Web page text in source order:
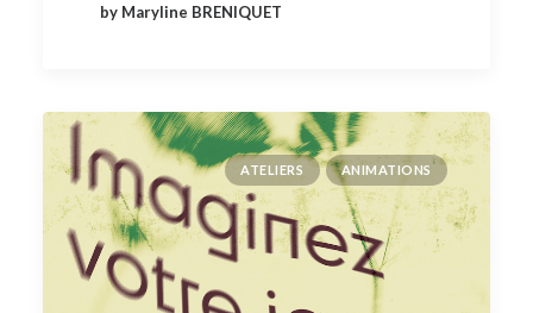
by Maryline BRENIQUET
ATELIERS ANIMATIONS